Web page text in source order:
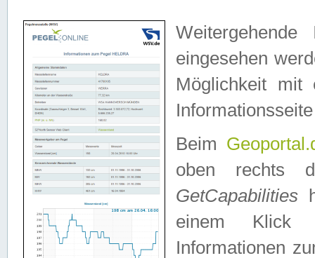
eingesehen
Möglichkeit mit
Beim
oben rechts
GetCapabilities
einem Klick
Informationen